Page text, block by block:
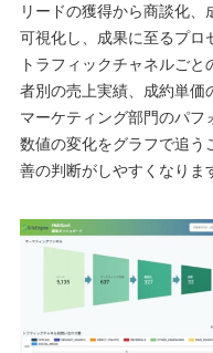
リードの獲得から商談化
可視化し、成果に至るプロ
トラフィックチャネルご
者別の売上実績、成約単価
マーケティング部門のパフ
数値の変化をグラフで追う
善の判断がしやすくなりま